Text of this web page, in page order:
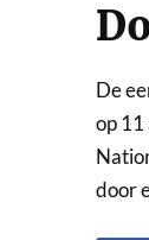
De
op 11
door